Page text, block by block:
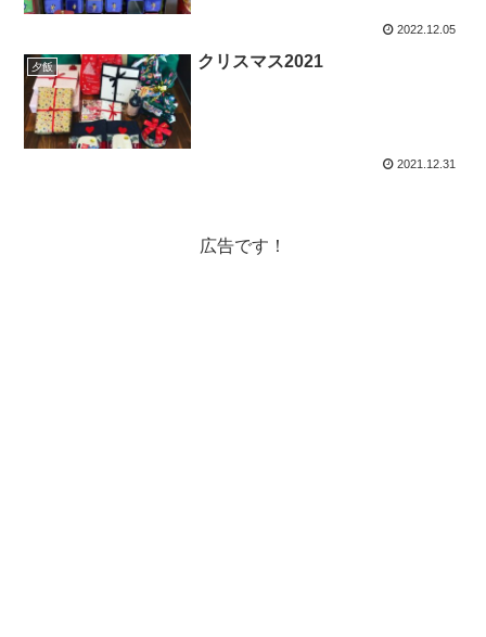
2022.12.05
夕飯 クリスマス2021
2021.12.31
広告です！